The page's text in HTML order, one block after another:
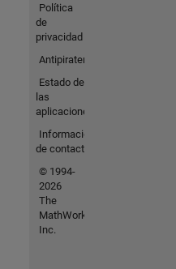
Política
de
privacidad
Antipiratería
Estado de
las
aplicaciones
Información
de contacto
© 1994-
2026
The
MathWorks,
Inc.